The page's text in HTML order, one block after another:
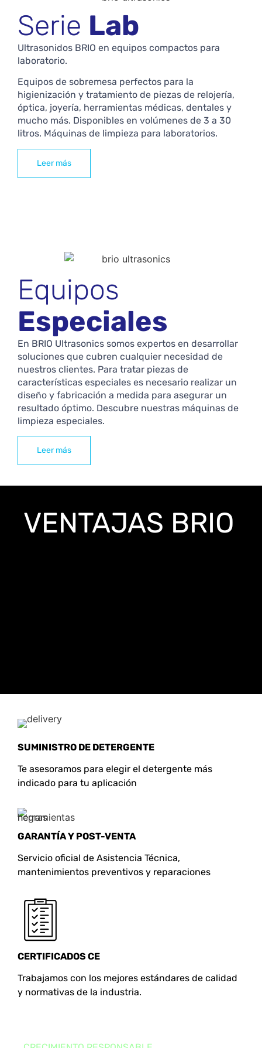
Serie Lab
Ultrasonidos BRIO en equipos compactos para
laboratorio.
Equipos de sobremesa perfectos para la
higienización y tratamiento de piezas de relojería,
óptica, joyería, herramientas médicas, dentales y
mucho más. Disponibles en volúmenes de 3 a 30
litros. Máquinas de limpieza para laboratorios.
Leer más
Equipos
Especiales
En BRIO Ultrasonics somos expertos en desarrollar
soluciones que cubren cualquier necesidad de
nuestros clientes. Para tratar piezas de
características especiales es necesario realizar un
diseño y fabricación a medida para asegurar un
resultado óptimo. Descubre nuestras máquinas de
limpieza especiales.
Leer más
VENTAJAS BRIO
SUMINISTRO DE DETERGENTE
Te asesoramos para elegir el detergente más
indicado para tu aplicación
GARANTÍA Y POST-VENTA
Servicio oficial de Asistencia Técnica,
mantenimientos preventivos y reparaciones
CERTIFICADOS CE
Trabajamos con los mejores estándares de calidad
y normativas de la industria.